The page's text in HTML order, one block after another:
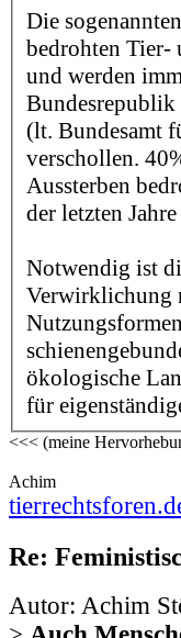
Die
bedrohten Tier-
und werden
(lt. Bundesamt
verschollen.
Aussterben
der letzten
Notwendig ist
Verwirklichung
ökologische
für
<<< (meine
Achim
Re:
Autor: Achim